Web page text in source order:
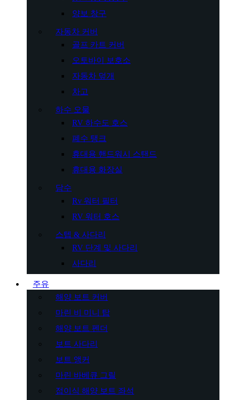
양보 창구
자동차 커버
골프 카트 커버
오토바이 보호소
자동차 덮개
차고
하수 오물
RV 하수도 호스
폐수 탱크
휴대용 핸드워시 스탠드
휴대용 화장실
담수
Rv 워터 필터
RV 워터 호스
스텝 & 사다리
RV 단계 및 사다리
사다리
주유
해양 보트 커버
마린 비 미니 탑
해양 보트 펜더
보트 사다리
보트 앵커
마린 바베큐 그릴
접이식 해양 보트 좌석